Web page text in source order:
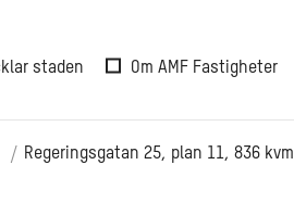
staden Om AMF Fastigheter
Regeringsgatan 25, plan 11, 836 kvm